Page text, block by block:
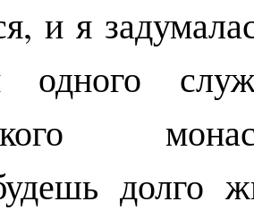
и я
одного
долго